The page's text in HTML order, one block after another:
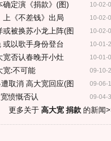
10-02-
确定演《捐款》(图)
10-02-
上《不差钱》出局
10-02-
被换苏小龙上阵(图
10-01-
或以歌手身份登台
10-01-
宽否认春晚开小灶
09-10-
宽:不可能
09-06-
取消 高大宽回应(图
09-04-
愤慨否认
更多关于 高大宽 捐款的新闻